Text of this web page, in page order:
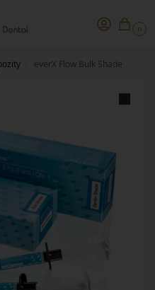
0
everX Flow Bulk Shade